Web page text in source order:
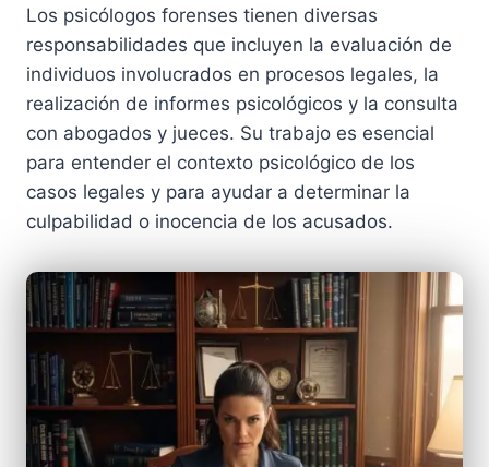
Los psicólogos forenses tienen diversas
responsabilidades que incluyen la evaluación de
individuos involucrados en procesos legales, la
realización de informes psicológicos y la consulta
con abogados y jueces. Su trabajo es esencial
para entender el contexto psicológico de los
casos legales y para ayudar a determinar la
culpabilidad o inocencia de los acusados.